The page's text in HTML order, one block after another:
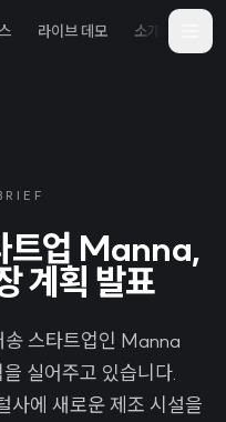
라이브 데모 소개
트업 Manna,
계획 발표
송 스타트업인 Manna
실어주고 있습니다.
에 새로운 제조 시설을